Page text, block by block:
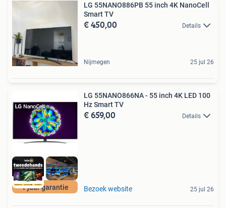
LG 55NANO886PB 55 inch 4K NanoCell
Smart TV
€ 450,00 Details
Nijmegen 25 jul 26
1 jaar garantie
LG 55NANO866NA - 55 inch 4K LED 100
Hz Smart TV
€ 659,00 Details
Bezoek website 25 jul 26